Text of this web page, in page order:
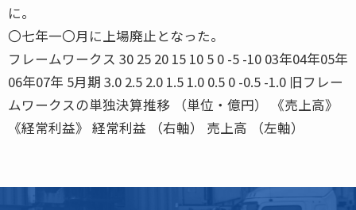
に。
〇七年一〇月に上場廃止となった。
フレームワークス 30 25 20 15 10 5 0 -5 -10 03年04年05年
06年07年 5月期 3.0 2.5 2.0 1.5 1.0 0.5 0 -0.5 -1.0 旧フレー
ムワークスの単独決算推移 （単位・億円） 《売上高》
《経常利益》 経常利益 （右軸） 売上高 （左軸）